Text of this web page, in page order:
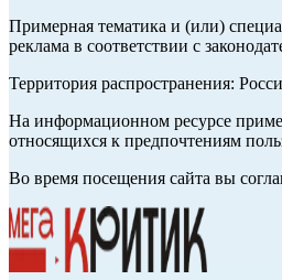
Примерная тематика и (или)
реклама в соответствии с
Территория распространения:
На информационном ресурсе
относящихся к предпочтениям
Во время посещения сайта вы